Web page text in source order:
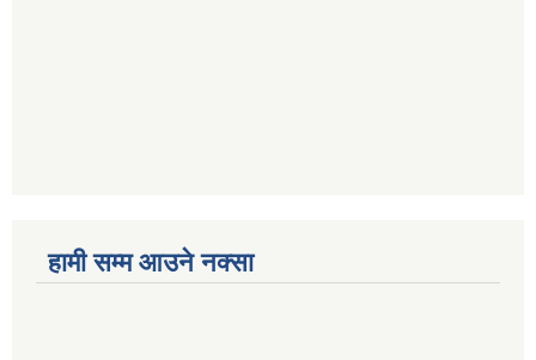
हामी सम्म आउने नक्सा